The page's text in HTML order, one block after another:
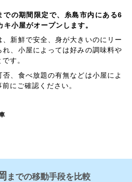
の期間限定で、糸島市内にある6
小屋がオープンします。
新鮮で安全、身が大きいのにリー
れ、小屋によっては好みの調味料や
す。
、食べ放題の有無などは小屋によ
にご確認ください。
までの移動手段を比較